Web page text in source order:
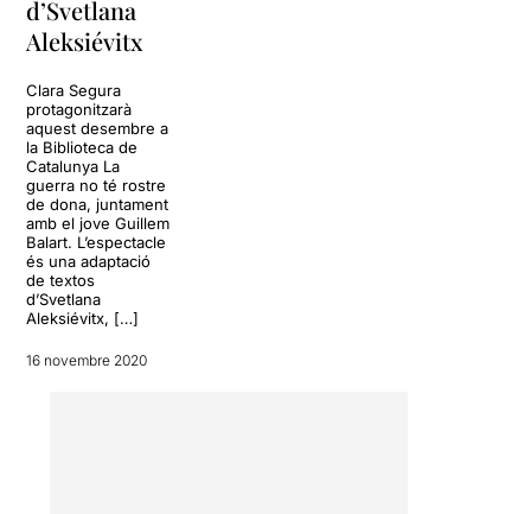
d’Svetlana
Aleksiévitx
Clara Segura
protagonitzarà
aquest desembre a
la Biblioteca de
Catalunya La
guerra no té rostre
de dona, juntament
amb el jove Guillem
Balart. L’espectacle
és una adaptació
de textos
d’Svetlana
Aleksiévitx, […]
16 novembre 2020